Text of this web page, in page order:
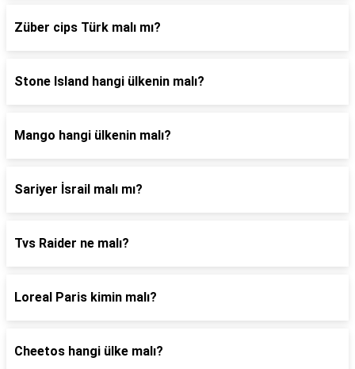
Züber cips Türk malı mı?
Stone Island hangi ülkenin malı?
Mango hangi ülkenin malı?
Sariyer İsrail malı mı?
Tvs Raider ne malı?
Loreal Paris kimin malı?
Cheetos hangi ülke malı?